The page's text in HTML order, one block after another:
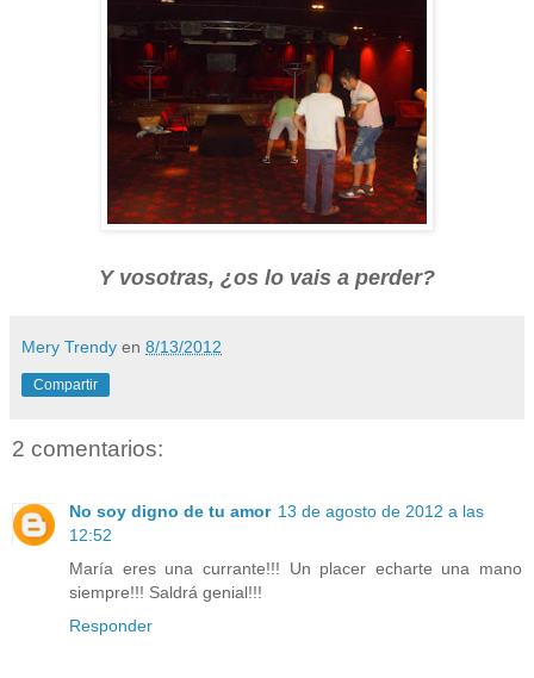
Y vosotras, ¿os lo vais a perder?
Mery Trendy en 8/13/2012
Compartir
2 comentarios:
No soy digno de tu amor 13 de agosto de 2012 a las
12:52
María eres una currante!!! Un placer echarte una mano
siempre!!! Saldrá genial!!!
Responder